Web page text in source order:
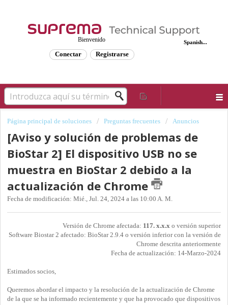
Spanish...
Bienvenido
Conectar Registrarse
Página principal de soluciones Preguntas frecuentes Anuncios
[Aviso y solución de problemas de
BioStar 2] El dispositivo USB no se
muestra en BioStar 2 debido a la
actualización de Chrome
Fecha de modificación: Mié., Jul. 24, 2024 a las 10:00 A. M.
Versión de Chrome afectada: 117. x.x.x o versión superior
Software Biostar 2 afectado: BioStar 2.9.4 o versión inferior con la versión de
Chrome descrita anteriormente
Fecha de actualización: 14-Marzo-2024
Estimados socios,
Queremos abordar el impacto y la resolución de la actualización de Chrome
de la que se ha informado recientemente y que ha provocado que dispositivos